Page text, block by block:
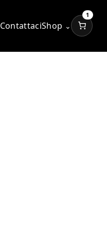
ContattaciShop ⌄
1